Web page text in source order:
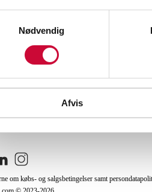
Nødvendig
Afvis
Købsvilkår
om købs- og salgsbetingelser samt